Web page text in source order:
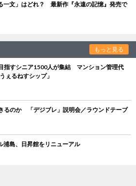
一文」はどれ？ 最新作『永遠の記憶』発売で
もっと見る
指すシニア1500人が集結 マンション管理代
ぇるねすシップ」
るのか 「デジブレ」説明会／ラウンドテーブ
島、日昇館をリニューアル